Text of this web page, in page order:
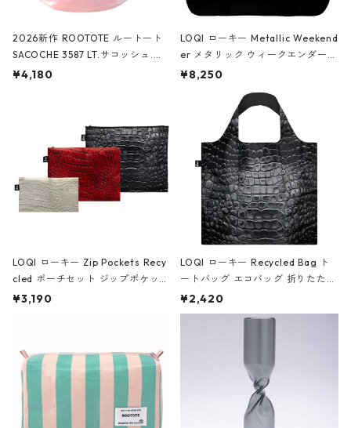
2026新作 ROOTOTE ルートート
SACOCHE 3587 LT.サコッシュ.ル
ミエ-B ショルダーバッグ グロスピ
¥4,180
LOQI ローキー Metallic Weekend
er メタリック ウィークエンダー
ボストンバッグ ショルダーバッグ
Black ジャン=ミッシェル・バスキ
ア/クラウン ブラック
¥8,250
LOQI ローキー Zip Pockets Recy
cled ポーチセット ジップポケット
ファスナーポーチ 撥水加工 トラベ
ーガンディー、オフホワイト
¥3,190
LOQI ローキー Recycled Bag ト
ートバッグ エコバッグ 折りたたみ
大きめ 撥水加工 収納ポーチ CRO
CODILE/Black クロコダイル/ブラ
¥2,420